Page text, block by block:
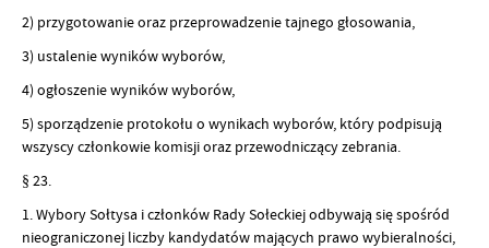
2) przygotowanie oraz przeprowadzenie tajnego głosowania,
3) ustalenie wyników wyborów,
4) ogłoszenie wyników wyborów,
5) sporządzenie protokołu o wynikach wyborów, który podpisują
wszyscy członkowie komisji oraz przewodniczący zebrania.
§ 23.
1. Wybory Sołtysa i członków Rady Sołeckiej odbywają się spośród
nieograniczonej liczby kandydatów mających prawo wybieralności,